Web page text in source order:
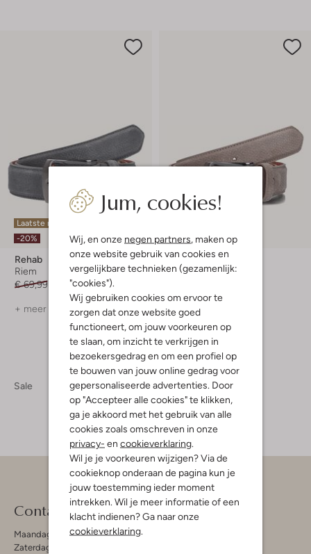
Jum, cookies!
Wij, en onze negen partners , maken op
onze website gebruik van cookies en
vergelijkbare technieken (gezamenlijk:
"cookies").
Wij gebruiken cookies om ervoor te
zorgen dat onze website goed
functioneert, om jouw voorkeuren op
te slaan, om inzicht te verkrijgen in
bezoekersgedrag en om een profiel op
te bouwen van jouw online gedrag voor
gepersonaliseerde advertenties. Door
op "Accepteer alle cookies" te klikken,
ga je akkoord met het gebruik van alle
cookies zoals omschreven in onze
privacy- en cookieverklaring
Wil je je voorkeuren wijzigen? Via de
cookieknop onderaan de pagina kun je
jouw toestemming ieder moment
intrekken. Wil je meer informatie of een
klacht indienen? Ga naar onze
cookieverklaring
Laatste maten
-20%
Rehab
Riem
€ 69,99
€ 55,99
+ meer kleuren
-20%
Rehab
Riem
+ meer kleuren
Sale
Contact
Maandag - Vrijdag 09:00 - 19:00 uur
Zaterdag 09:00 - 17:00 uur